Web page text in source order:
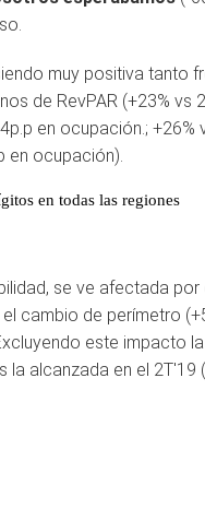
muy positiva tanto
de RevPAR (+23% vs
en ocupación.; +26%
en ocupación).
en todas las regiones
se ve afectada por
cambio de perímetro
este impacto
la alcanzada en el 2T'19